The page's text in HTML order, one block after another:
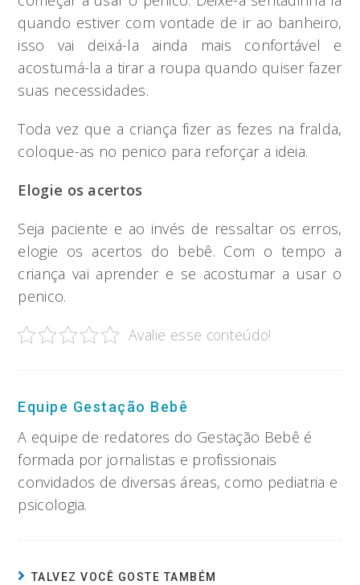
quando estiver com vontade de ir ao banheiro,
isso vai deixá-la ainda mais confortável e
acostumá-la a tirar a roupa quando quiser fazer
suas necessidades.
Toda vez que a criança fizer as fezes na fralda,
coloque-as no penico para reforçar a ideia.
Elogie os acertos
Seja paciente e ao invés de ressaltar os erros,
elogie os acertos do bebê. Com o tempo a
criança vai aprender e se acostumar a usar o
penico.
Avalie esse conteúdo!
Equipe Gestação Bebê
A equipe de redatores do Gestação Bebê é
formada por jornalistas e profissionais
convidados de diversas áreas, como pediatria e
psicologia.
TALVEZ VOCÊ GOSTE TAMBÉM